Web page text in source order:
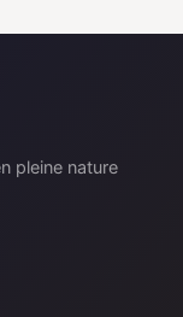
pleine nature